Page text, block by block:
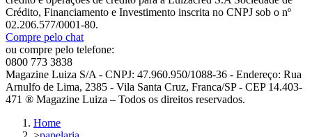
Crédito, Financiamento e Investimento inscrita no CNPJ sob o nº
02.206.577/0001-80.
Compre pelo chat
ou compre pelo telefone:
0800 773 3838
Magazine Luiza S/A - CNPJ: 47.960.950/1088-36 - Endereço: Rua
Arnulfo de Lima, 2385 - Vila Santa Cruz, Franca/SP - CEP 14.403-
471 ® Magazine Luiza – Todos os direitos reservados.
Home